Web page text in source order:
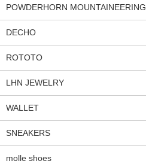
POWDERHORN MOUNTAINEERING
DECHO
ROTOTO
LHN JEWELRY
WALLET
SNEAKERS
molle shoes